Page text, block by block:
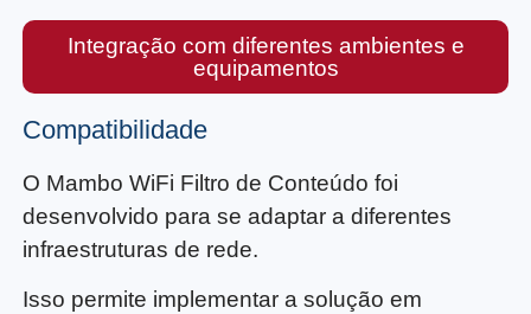
Integração com diferentes ambientes e
equipamentos
Compatibilidade
O Mambo WiFi Filtro de Conteúdo foi
desenvolvido para se adaptar a diferentes
infraestruturas de rede.
Isso permite implementar a solução em